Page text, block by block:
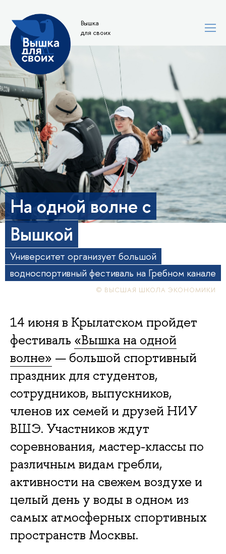
Вышка
для своих
На одной волне с
Вышкой
Университет организует большой
водноспортивный фестиваль на Гребном канале
© ВЫСШАЯ ШКОЛА ЭКОНОМИКИ
14 июня в Крылатском пройдет
фестиваль «Вышка на одной
волне» — большой спортивный
праздник для студентов,
сотрудников, выпускников,
членов их семей и друзей НИУ
ВШЭ. Участников ждут
соревнования, мастер-классы по
различным видам гребли,
активности на свежем воздухе и
целый день у воды в одном из
самых атмосферных спортивных
пространств Москвы.